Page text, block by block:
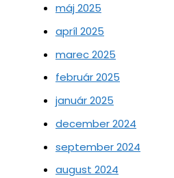
máj 2025
apríl 2025
marec 2025
február 2025
január 2025
december 2024
september 2024
august 2024